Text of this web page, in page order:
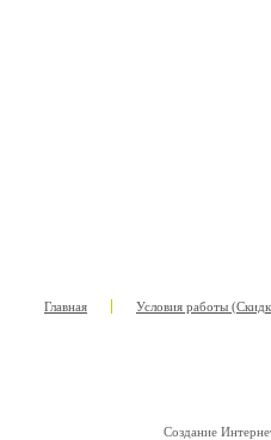
Главная Условия работы
Создание